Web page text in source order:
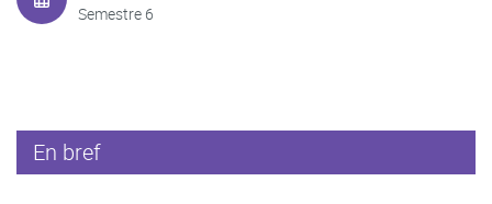
Semestre 6
En bref